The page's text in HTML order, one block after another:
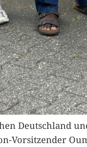
Deutschland
Vorsitzender